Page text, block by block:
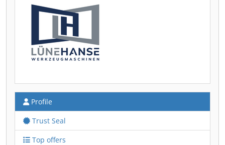
Profile
Trust Seal
Top offers